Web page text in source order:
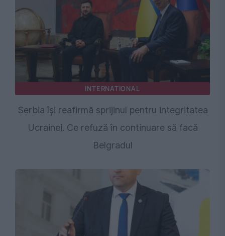
INTERNATIONAL
Serbia își reafirmă sprijinul pentru integritatea
Ucrainei. Ce refuză în continuare să facă
Belgradul